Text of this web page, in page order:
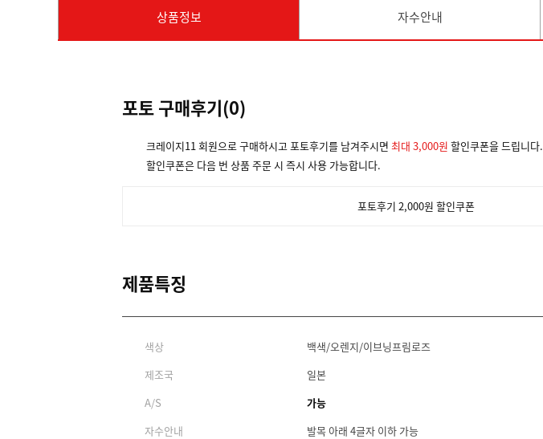
상품정보 자수안내
포토 구매후기(0)
크레이지11 회원으로 구매하시고 포토후기를 남겨주시면 최대 3,000원 할인쿠폰을 드립니다.
할인쿠폰은 다음 번 상품 주문 시 즉시 사용 가능합니다.
포토후기 2,000원 할인쿠폰
제품특징
색상
백색/오렌지/이브닝프림로즈
제조국
일본
A/S
가능
자수안내
발목 아래 4글자 이하 가능